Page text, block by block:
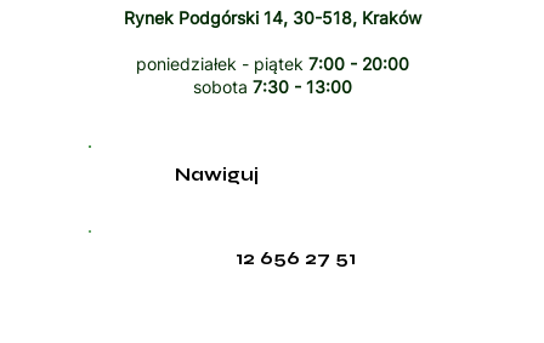
Rynek Podgórski 14, 30-518, Kraków
poniedziałek - piątek 7:00 - 20:00
sobota 7:30 - 13:00
12 656 27 51
Nawiguj